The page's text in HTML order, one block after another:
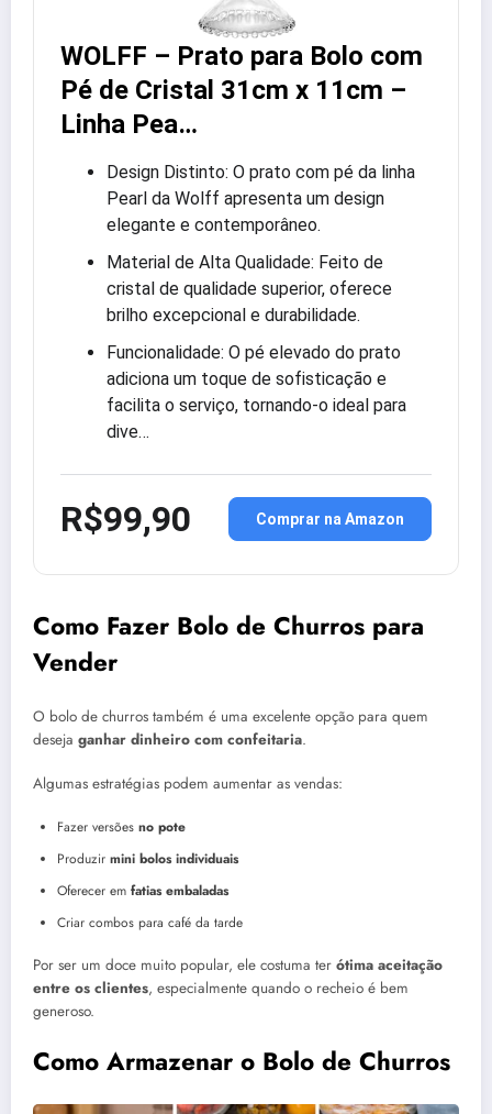
WOLFF – Prato para Bolo com
Pé de Cristal 31cm x 11cm –
Linha Pea…
Design Distinto: O prato com pé da linha
Pearl da Wolff apresenta um design
elegante e contemporâneo.
Material de Alta Qualidade: Feito de
cristal de qualidade superior, oferece
brilho excepcional e durabilidade.
Funcionalidade: O pé elevado do prato
adiciona um toque de sofisticação e
facilita o serviço, tornando-o ideal para
dive…
R$99,90 Comprar na Amazon
Como Fazer Bolo de Churros para
Vender
O bolo de churros também é uma excelente opção para quem
deseja ganhar dinheiro com confeitaria.
Algumas estratégias podem aumentar as vendas:
Fazer versões no pote
Produzir mini bolos individuais
Oferecer em fatias embaladas
Criar combos para café da tarde
Por ser um doce muito popular, ele costuma ter ótima aceitação
entre os clientes, especialmente quando o recheio é bem
generoso.
Como Armazenar o Bolo de Churros